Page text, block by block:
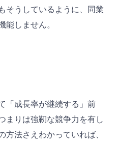
そうしているように、同業
能しません。
「成長率が継続する」前
まりは強靭な競争力を有し
方法さえわかっていれば、